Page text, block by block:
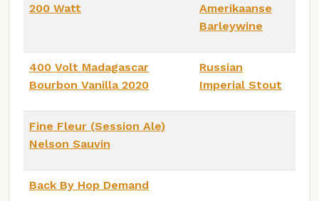
200 Watt
Amerikaanse
Barleywine
400 Volt Madagascar
Bourbon Vanilla 2020
Russian
Imperial Stout
Fine Fleur (Session Ale)
Nelson Sauvin
Back By Hop Demand